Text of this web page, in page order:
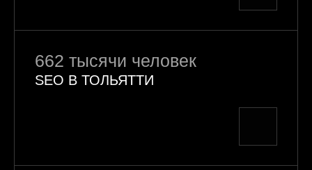
662 тысячи человек
SEO В ТОЛЬЯТТИ